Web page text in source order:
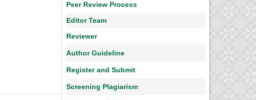
Peer Review Process
Editor Team
Reviewer
Author Guideline
Register and Submit
Screening Plagiarism